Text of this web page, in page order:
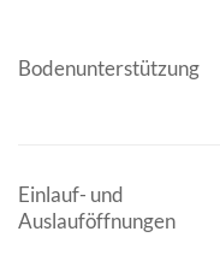
Bodenunterstützung
Einlauf- und
Auslauföffnungen